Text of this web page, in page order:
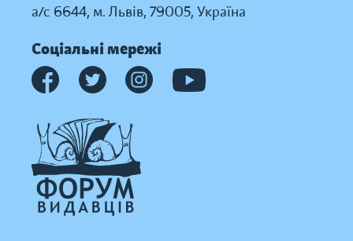
а/с 6644, м. Львів, 79005, Україна
Соціальні мережі